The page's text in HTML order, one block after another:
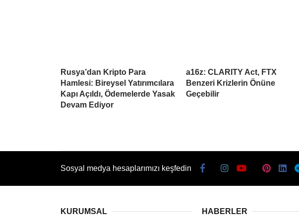
Rusya’dan Kripto Para
Hamlesi: Bireysel Yatırımcılara
Kapı Açıldı, Ödemelerde Yasak
Devam Ediyor
a16z: CLARITY Act, FTX
Benzeri Krizlerin Önüne
Geçebilir
Sosyal medya hesaplarımızı keşfedin
KURUMSAL HABERLER